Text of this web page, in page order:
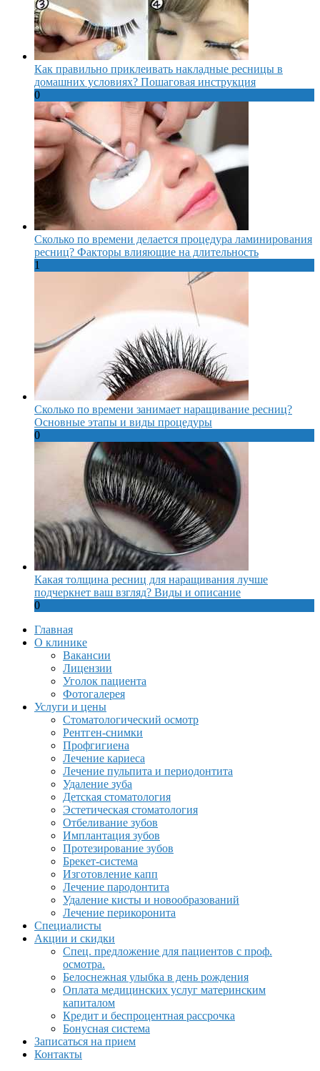
Как правильно приклеивать накладные ресницы в
домашних условиях? Пошаговая инструкция
0
Сколько по времени делается процедура ламинирования
ресниц? Факторы влияющие на длительность
1
Сколько по времени занимает наращивание ресниц?
Основные этапы и виды процедуры
0
Какая толщина ресниц для наращивания лучше
подчеркнет ваш взгляд? Виды и описание
0
Главная
О клинике
Вакансии
Лицензии
Уголок пациента
Фотогалерея
Услуги и цены
Стоматологический осмотр
Рентген-снимки
Профгигиена
Лечение кариеса
Лечение пульпита и периодонтита
Удаление зуба
Детская стоматология
Эстетическая стоматология
Отбеливание зубов
Имплантация зубов
Протезирование зубов
Брекет-система
Изготовление капп
Лечение пародонтита
Удаление кисты и новообразований
Лечение перикоронита
Специалисты
Акции и скидки
Спец. предложение для пациентов с проф.
осмотра.
Белоснежная улыбка в день рождения
Оплата медицинских услуг материнским
капиталом
Кредит и беспроцентная рассрочка
Бонусная система
Записаться на прием
Контакты